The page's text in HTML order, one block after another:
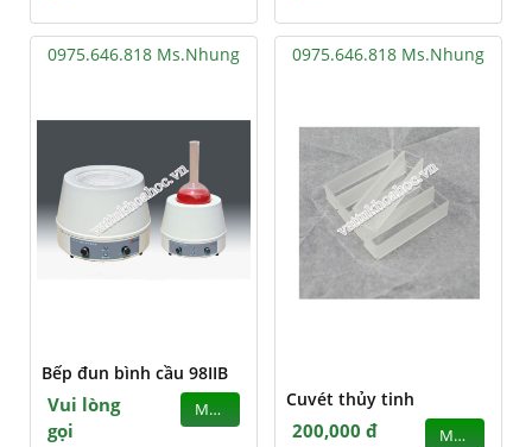
0975.646.818 Ms.Nhung
Bếp đun bình cầu 98IIB
Vui lòng
gọi
MUA
0975.646.818 Ms.Nhung
Cuvét thủy tinh
200,000 đ MUA